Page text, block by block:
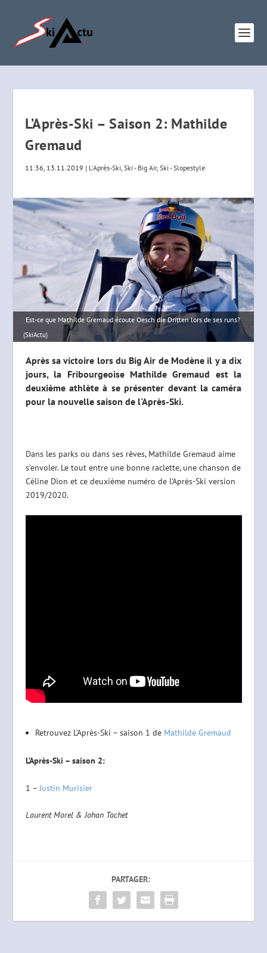
L’Après-Ski – Saison 2: Mathilde
Gremaud
11:36, 13.11.2019 | L'Après-Ski,Ski - Big Air,Ski - Slopestyle
Est-ce que Mathilde Gremaud écoute Oesch die Dritten lors de ses runs?
(SkiActu)
Après sa victoire lors du Big Air de Modène il y a dix
jours, la Fribourgeoise Mathilde Gremaud est la
deuxième athlète à se présenter devant la caméra
pour la nouvelle saison de l'Après-Ski.
Dans les parks ou dans ses rêves, Mathilde Gremaud aime
s’envoler. Le tout entre une bonne raclette, une chanson de
Céline Dion et ce deuxième numéro de l’Après-Ski version
2019/2020.
Retrouvez L’Après-Ski – saison 1 de Mathilde Gremaud
L’Après-Ski – saison 2:
1 –Justin Murisier
Laurent Morel & Johan Tachet
PARTAGER: